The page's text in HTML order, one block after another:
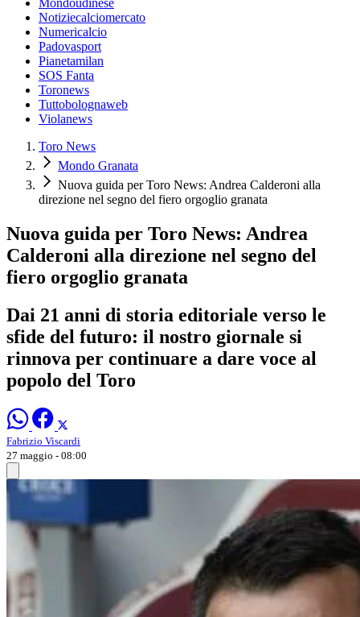
Mondoudinese
Notiziecalciomercato
Numericalcio
Padovasport
Pianetamilan
SOS Fanta
Toronews
Tuttobolognaweb
Violanews
Toro News
Mondo Granata
Nuova guida per Toro News: Andrea Calderoni alla
direzione nel segno del fiero orgoglio granata
Nuova guida per Toro News: Andrea
Calderoni alla direzione nel segno del
fiero orgoglio granata
Dai 21 anni di storia editoriale verso le
sfide del futuro: il nostro giornale si
rinnova per continuare a dare voce al
popolo del Toro
Fabrizio Viscardi
27 maggio - 08:00